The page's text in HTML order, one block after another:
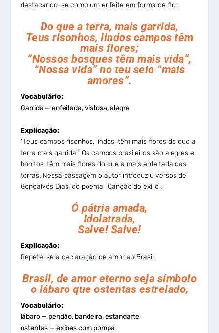
destacando-se como um enfeite em forma de flor.
Do que a terra, mais garrida,
Teus risonhos, lindos campos têm
mais flores;
“Nossos bosques têm mais vida”,
“Nossa vida” no teu seio “mais
amores”.
Vocabulário:
Garrida — enfeitada, vistosa, alegre
Explicação:
“Teus campos risonhos, lindos, têm mais flores do que a
terra mais garrida.” Os campos brasileiros são alegres e
bonitos, têm mais flores do que a mais enfeitada das
terras. Nessa passagem o autor introduziu versos de
Gonçalves Dias, do poema “Canção do exílio”.
Ó pátria amada,
Idolatrada,
Salve! Salve!
Explicação:
Repete-se a declaração de amor ao Brasil.
Brasil, de amor eterno seja símbolo
o lábaro que ostentas estrelado,
Vocabulário:
lábaro — pendão, bandeira, estandarte
ostentas — exibes com pompa